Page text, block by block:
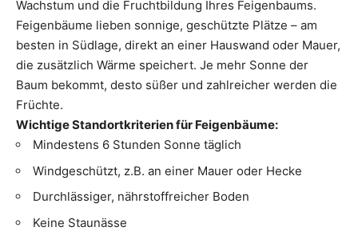
Wachstum und die Fruchtbildung Ihres Feigenbaums.
Feigenbäume lieben sonnige, geschützte Plätze – am
besten in Südlage, direkt an einer Hauswand oder Mauer,
die zusätzlich Wärme speichert. Je mehr Sonne der
Baum bekommt, desto süßer und zahlreicher werden die
Früchte.
Wichtige Standortkriterien für Feigenbäume:
Mindestens 6 Stunden Sonne täglich
Windgeschützt, z.B. an einer Mauer oder Hecke
Durchlässiger, nährstoffreicher Boden
Keine Staunässe